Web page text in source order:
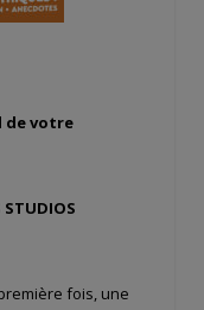
de votre
STUDIOS
fois, une